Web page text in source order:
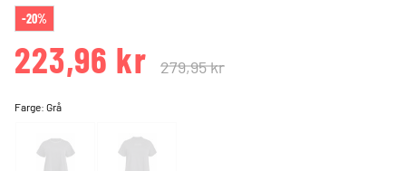
-20%
223,96 kr 279,95 kr
Farge:Grå